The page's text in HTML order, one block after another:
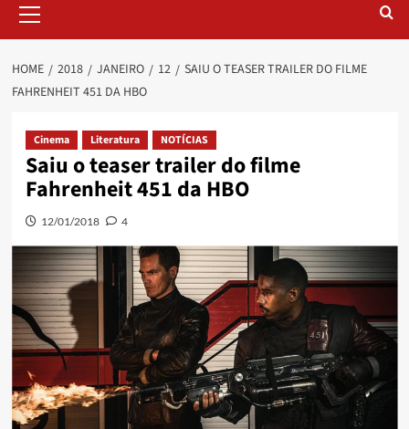
HOME 2018 JANEIRO 12
SAIU O TEASER TRAILER DO FILME
FAHRENHEIT 451 DA HBO
Cinema Literatura NOTÍCIAS
Saiu o teaser trailer do filme
Fahrenheit 451 da HBO
12/01/2018 4